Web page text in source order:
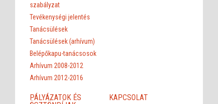
szabályzat
Tevékenységi jelentés
Tanácsülések
Tanácsülések (arhívum)
Belépőkapu-tanácsosok
Arhívum 2008-2012
Arhívum 2012-2016
PÁLYÁZATOK ÉS
KAPCSOLAT